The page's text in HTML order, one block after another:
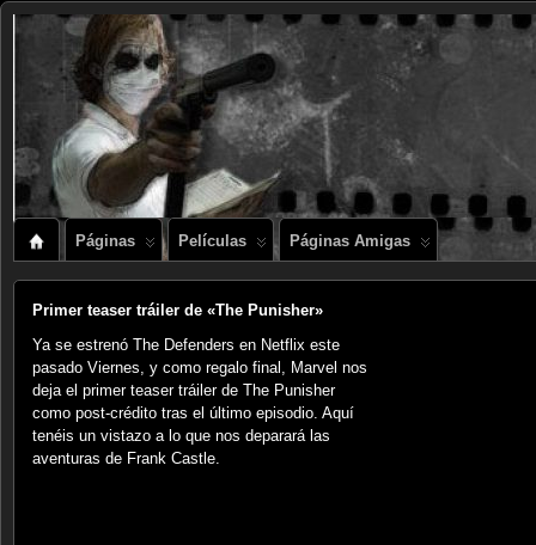
Páginas Películas Páginas Amigas
Primer teaser tráiler de «The Punisher»
Ya se estrenó The Defenders en Netflix este
pasado Viernes, y como regalo final, Marvel nos
deja el primer teaser tráiler de The Punisher
como post-crédito tras el último episodio. Aquí
tenéis un vistazo a lo que nos deparará las
aventuras de Frank Castle.